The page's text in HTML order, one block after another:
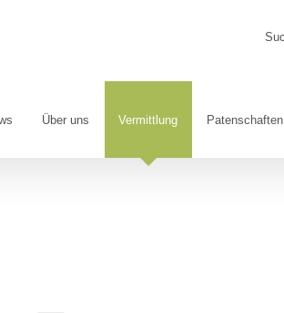
Über uns Vermittlung Patenschaften